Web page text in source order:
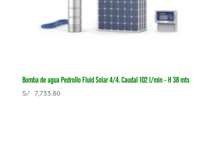
Bomba de agua Pedrollo Fluid Solar 4/4. Caudal 102 l/min – H 38 mts
S/7,733.80